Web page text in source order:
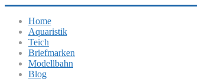
Home
Aquaristik
Teich
Briefmarken
Modellbahn
Blog